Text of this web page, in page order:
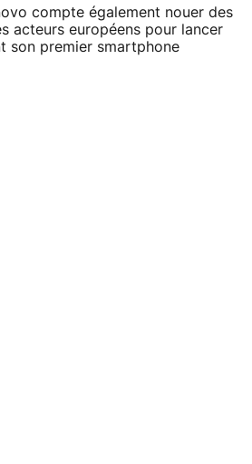
compte également nouer des
acteurs européens pour lancer
son premier smartphone